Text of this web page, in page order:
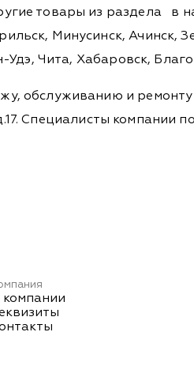
товары из раздела
в
Минусинск, Ачинск,
Удэ, Чита, Хабаровск,
обслуживанию и
Специалисты